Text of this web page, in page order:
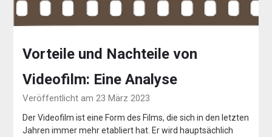
Vorteile und Nachteile von
Videofilm: Eine Analyse
Veröffentlicht am 23 März 2023
Der Videofilm ist eine Form des Films, die sich in den letzten
Jahren immer mehr etabliert hat. Er wird hauptsächlich